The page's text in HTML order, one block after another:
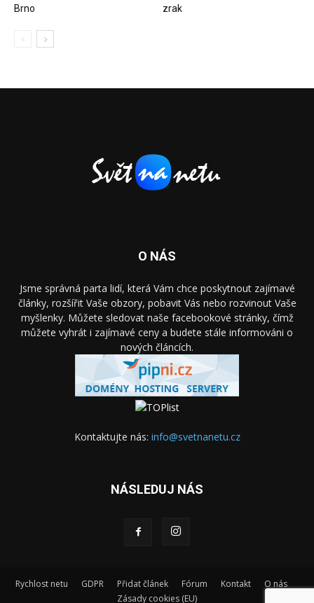
Brno
zrak
O NÁS
Jsme správná parta lidí, která Vám chce poskytnout zajímavé
články, rozšířit Vaše obzory, pobavit Vás nebo rozvinout Vaše
myšlenky. Můžete sledovat naše facebookové stránky, čímž
můžete vyhrát i zajímavé ceny a budete stále informováni o
nových článcích.
Kontaktujte nás: info@svetnanetu.cz
NÁSLEDUJ NÁS
Rychlost netu GDPR Přidat článek Fórum Kontakt
O nás
Zásady cookies (EU)